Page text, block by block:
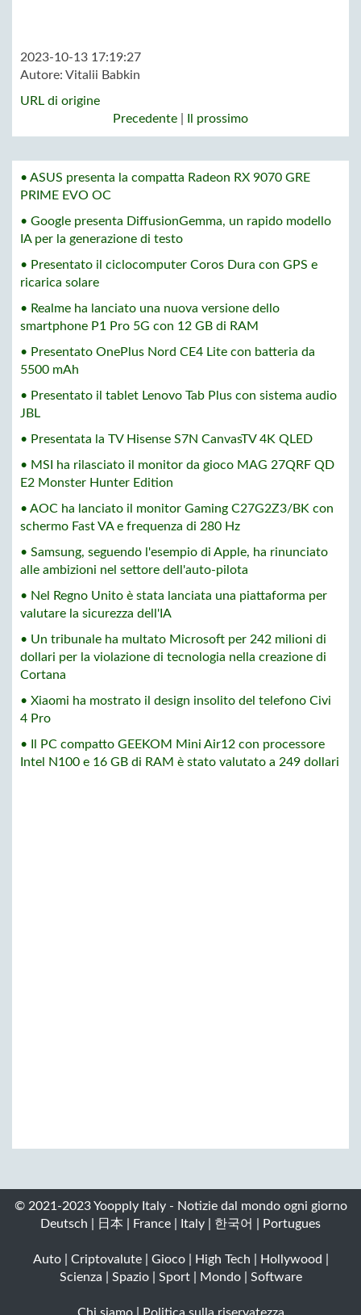
2023-10-13 17:19:27
Autore: Vitalii Babkin
URL di origine
Precedente
Il prossimo
• ASUS presenta la compatta Radeon RX 9070 GRE
PRIME EVO OC
• Google presenta DiffusionGemma, un rapido modello
IA per la generazione di testo
• Presentato il ciclocomputer Coros Dura con GPS e
ricarica solare
• Realme ha lanciato una nuova versione dello
smartphone P1 Pro 5G con 12 GB di RAM
• Presentato OnePlus Nord CE4 Lite con batteria da
5500 mAh
• Presentato il tablet Lenovo Tab Plus con sistema audio
JBL
• Presentata la TV Hisense S7N CanvasTV 4K QLED
• MSI ha rilasciato il monitor da gioco MAG 27QRF QD
E2 Monster Hunter Edition
• AOC ha lanciato il monitor Gaming C27G2Z3/BK con
schermo Fast VA e frequenza di 280 Hz
• Samsung, seguendo l'esempio di Apple, ha rinunciato
alle ambizioni nel settore dell'auto-pilota
• Nel Regno Unito è stata lanciata una piattaforma per
valutare la sicurezza dell'IA
• Un tribunale ha multato Microsoft per 242 milioni di
dollari per la violazione di tecnologia nella creazione di
Cortana
• Xiaomi ha mostrato il design insolito del telefono Civi
4 Pro
• Il PC compatto GEEKOM Mini Air12 con processore
Intel N100 e 16 GB di RAM è stato valutato a 249 dollari
© 2021-2023 Yoopply Italy - Notizie dal mondo ogni giorno
Deutsch
日本 France Italy 한국어 Portugues
Auto| Criptovalute| Gioco| High Tech Hollywood
Scienza
Spazio| Sport| Mondo| Software